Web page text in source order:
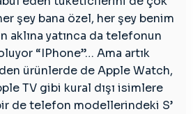
şey bana özel, her şey benim
aklına yatınca da telefonun
“IPhone”… Ama artık
ürünlerde de Apple Watch,
TV gibi kural dışı isimlere
de telefon modellerindeki S’